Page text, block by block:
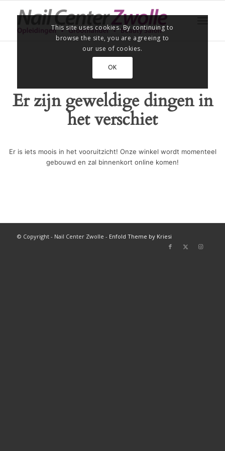
Er zijn geweldige dingen in
het verschiet
Er is iets moois in het vooruitzicht! Onze winkel wordt momenteel
gebouwd en zal binnenkort online komen!
© Copyright - Nail Center Zwolle - Enfold Theme by Kriesi
This site uses cookies. By continuing to
browse the site, you are agreeing to
our use of cookies.
OK